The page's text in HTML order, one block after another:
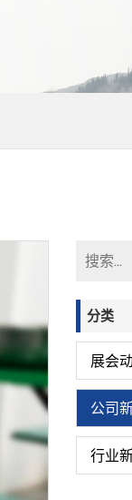
分类
展会
公司
行业